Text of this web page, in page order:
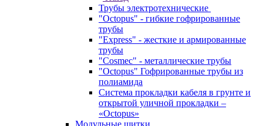
Трубы электротехнические
"Octopus" - гибкие гофрированные
трубы
"Express" - жесткие и армированные
трубы
"Cosmec" - металлические трубы
"Octopus" Гофрированные трубы из
полиамида
Система прокладки кабеля в грунте и
открытой уличной прокладки –
«Octopus»
Модульные щитки